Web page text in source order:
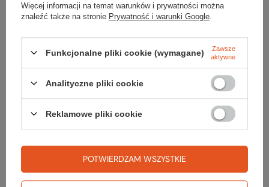
Opinie o Przelotka 40 mm
Opinia potwierdzona zakupem
Czy opinia była pomocna?
Nie
Więcej informacji na temat warunków i prywatności można
znaleźć także na stronie Prywatność i warunki Google
Funkcjonalne pliki cookie (wymagane)
Zawsze
aktywne
Analityczne pliki cookie
Reklamowe pliki cookie
POTWIERDZAM WSZYSTKIE